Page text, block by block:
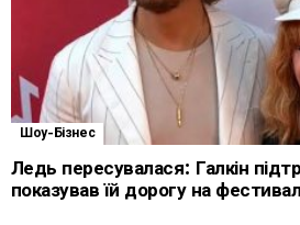
Шоу-Бізнес
Ледь пересувалася: Галкін
показував їй дорогу на